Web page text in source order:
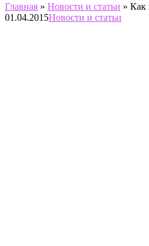
Главная » Новости и статьи » Как
01.04.2015Новости и статьи